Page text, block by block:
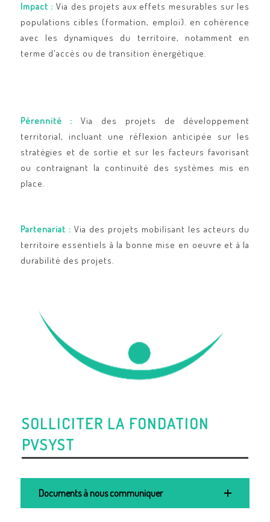
Impact : Via des projets aux effets mesurables sur les
populations cibles (formation, emploi). en cohérence
avec les dynamiques du territoire, notamment en
terme d'accès ou de transition énergétique.
Pérennité :Via des projets de développement
territorial, incluant une réflexion anticipée sur les
stratégies et de sortie et sur les facteurs favorisant
ou contraignant la continuité des systèmes mis en
place.
Partenariat : Via des projets mobilisant les acteurs du
territoire essentiels à la bonne mise en oeuvre et à la
durabilité des projets.
SOLLICITER LA FONDATION
PVSYST
Documents à nous communiquer